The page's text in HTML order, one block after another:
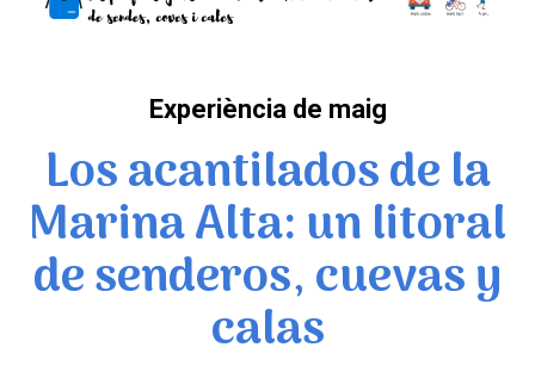
Experiència de maig
Los acantilados de la
Marina Alta: un litoral
de senderos, cuevas y
calas